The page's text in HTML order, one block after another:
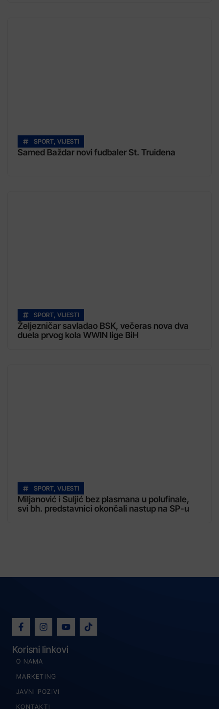
SPORT, VIJESTI
Samed Baždar novi fudbaler St. Truidena
SPORT, VIJESTI
Željezničar savladao BSK, večeras nova dva
duela prvog kola WWIN lige BiH
SPORT, VIJESTI
Miljanović i Suljić bez plasmana u polufinale,
svi bh. predstavnici okončali nastup na SP-u
Korisni linkovi
O NAMA
MARKETING
JAVNI POZIVI
KONTAKTI